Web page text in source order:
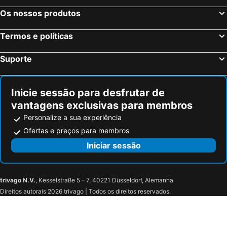
Florença, Toscana Hotéis
Bolonha, Emília-Romanha Hotéis
Verona, Veneto Hotéis
Os nossos produtos
Termos e políticas
Suporte
Inicie sessão para desfrutar de
vantagens exclusivas para membros
Personalize a sua experiência
Ofertas e preços para membros
Iniciar sessão
trivago N.V., Kesselstraße 5 – 7, 40221 Düsseldorf, Alemanha
Direitos autorais 2026 trivago | Todos os direitos reservados.